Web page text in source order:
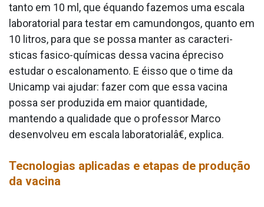
tanto em 10 ml, que équando fazemos uma escala
laboratorial para testar em camundongos, quanto em
10 litros, para que se possa manter as caracteri­
sticas fa­sico-químicas dessa vacina épreciso
estudar o escalonamento. E éisso que o time da
Unicamp vai ajudar: fazer com que essa vacina
possa ser produzida em maior quantidade,
mantendo a qualidade que o professor Marco
desenvolveu em escala laboratorialâ€, explica.
Tecnologias aplicadas e etapas de produção
da vacina